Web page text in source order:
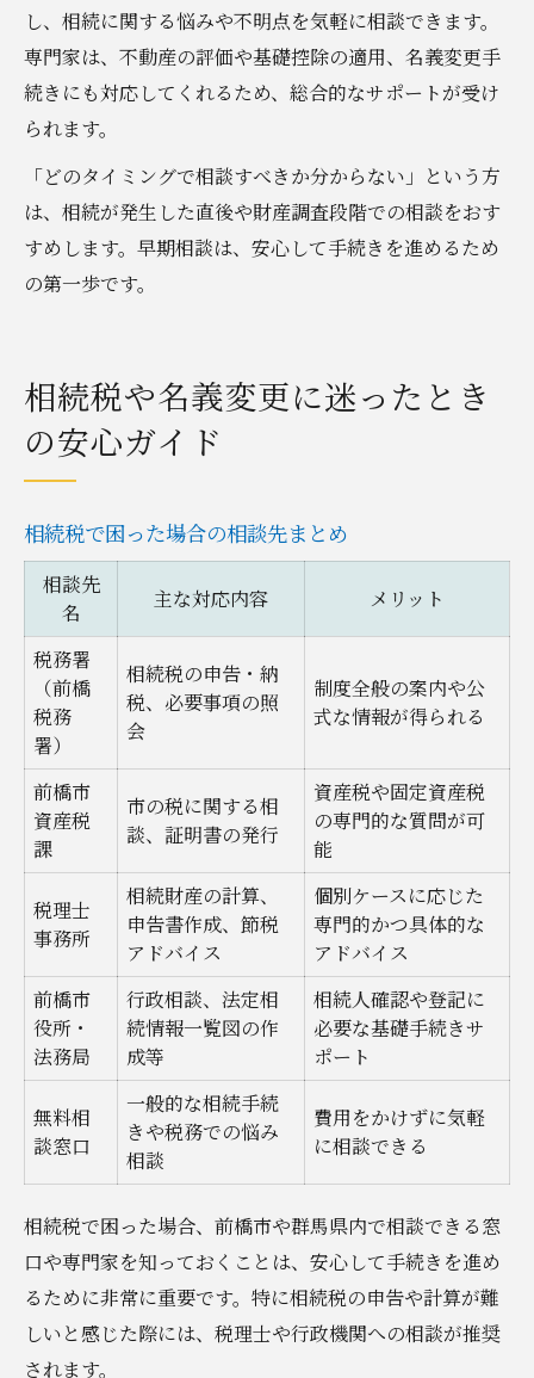
し、相続に関する悩みや不明点を気軽に相談できます。
専門家は、不動産の評価や基礎控除の適用、名義変更手
続きにも対応してくれるため、総合的なサポートが受け
られます。
「どのタイミングで相談すべきか分からない」という方
は、相続が発生した直後や財産調査段階での相談をおす
すめします。早期相談は、安心して手続きを進めるため
の第一歩です。
相続税や名義変更に迷ったとき
の安心ガイド
相続税で困った場合の相談先まとめ
相談先
名
主な対応内容 メリット
税務署
（前橋
税務
署）
相続税の申告・納
税、必要事項の照
会
制度全般の案内や公
式な情報が得られる
前橋市
資産税
課
市の税に関する相
談、証明書の発行
資産税や固定資産税
の専門的な質問が可
能
税理士
事務所
相続財産の計算、
申告書作成、節税
アドバイス
個別ケースに応じた
専門的かつ具体的な
アドバイス
前橋市
役所・
法務局
行政相談、法定相
続情報一覧図の作
成等
相続人確認や登記に
必要な基礎手続きサ
ポート
無料相
談窓口
一般的な相続手続
きや税務での悩み
相談
費用をかけずに気軽
に相談できる
相続税で困った場合、前橋市や群馬県内で相談できる窓
口や専門家を知っておくことは、安心して手続きを進め
るために非常に重要です。特に相続税の申告や計算が難
しいと感じた際には、税理士や行政機関への相談が推奨
されます。